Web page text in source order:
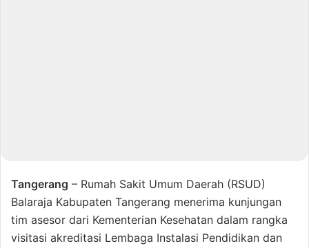
Tangerang – Rumah Sakit Umum Daerah (RSUD)
Balaraja Kabupaten Tangerang menerima kunjungan
tim asesor dari Kementerian Kesehatan dalam rangka
visitasi akreditasi Lembaga Instalasi Pendidikan dan